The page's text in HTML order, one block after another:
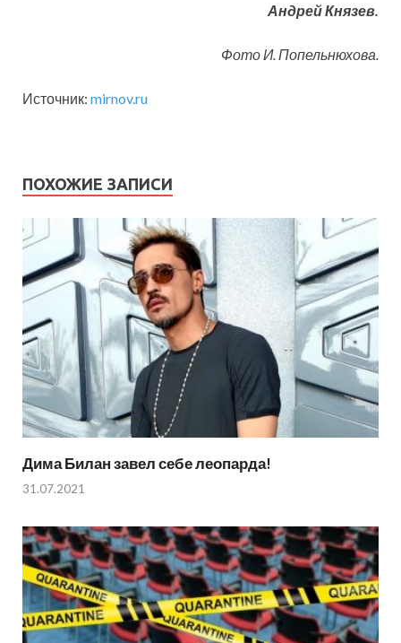
Андрей Князев.
Фото И. Попельнюхова.
Источник: mirnov.ru
ПОХОЖИЕ ЗАПИСИ
Дима Билан завел себе леопарда!
31.07.2021